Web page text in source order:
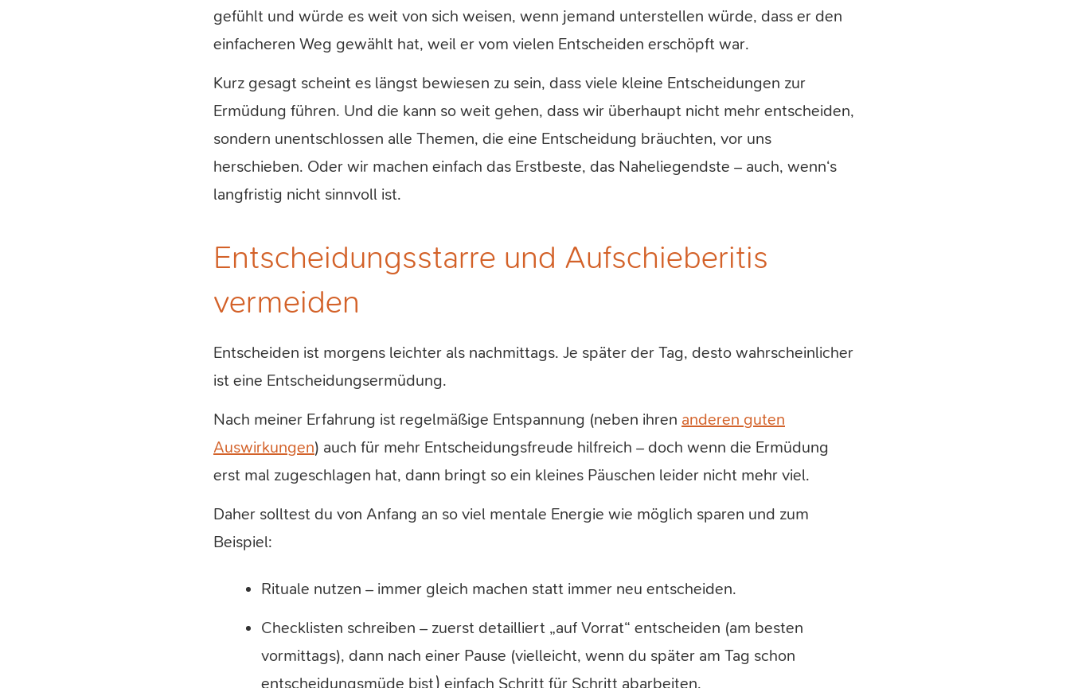
gefühlt und würde es weit von sich weisen, wenn jemand unterstellen würde, dass er den
einfacheren Weg gewählt hat, weil er vom vielen Entscheiden erschöpft war.
Kurz gesagt scheint es längst bewiesen zu sein, dass viele kleine Entscheidungen zur
Ermüdung führen. Und die kann so weit gehen, dass wir überhaupt nicht mehr entscheiden,
sondern unentschlossen alle Themen, die eine Entscheidung bräuchten, vor uns
herschieben. Oder wir machen einfach das Erstbeste, das Naheliegendste – auch, wenn‘s
langfristig nicht sinnvoll ist.
Entscheidungsstarre und Aufschieberitis
vermeiden
Entscheiden ist morgens leichter als nachmittags. Je später der Tag, desto wahrscheinlicher
ist eine Entscheidungsermüdung.
Nach meiner Erfahrung ist regelmäßige Entspannung (neben ihren anderen guten
Auswirkungen) auch für mehr Entscheidungsfreude hilfreich – doch wenn die Ermüdung
erst mal zugeschlagen hat, dann bringt so ein kleines Päuschen leider nicht mehr viel.
Daher solltest du von Anfang an so viel mentale Energie wie möglich sparen und zum
Beispiel:
Rituale nutzen – immer gleich machen statt immer neu entscheiden.
Checklisten schreiben – zuerst detailliert „auf Vorrat“ entscheiden (am besten
vormittags), dann nach einer Pause (vielleicht, wenn du später am Tag schon
entscheidungsmüde bist) einfach Schritt für Schritt abarbeiten.